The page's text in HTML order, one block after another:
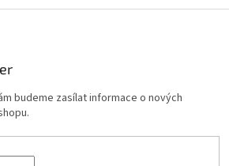
budeme zasílat informace o nových